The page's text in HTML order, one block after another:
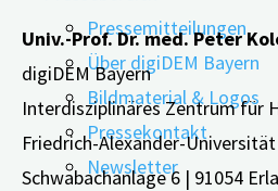
Pressemitteilungen
Über digiDEM Bayern
Bildmaterial & Logos
Pressekontakt
Newsletter
Nachtschichten?"
Univ.-Prof. Dr. med. Peter
digiDEM Bayern
Interdisziplinäres Zentrum für
Friedrich-Alexander-
Schwabachanlage 6 | 91054